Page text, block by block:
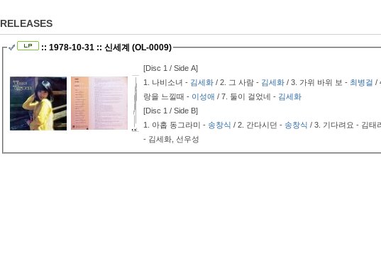
RELEASES
:: 1978-10-31 :: 신세계 (OL-0009)
[Disc 1 / Side A]
1. 나비소녀 - 김세화 / 2. 그 사람 - 김세화 / 3. 가위 바위 보 - 최병걸 /
랑을 느낄때 - 이성애 / 7. 둘이 걸었네 - 김세화
[Disc 1 / Side B]
1. 아홉 동그라미 - 송창식 / 2. 간다시던 - 송창식 / 3. 기다려요 - 김태
- 김세화, 선우성